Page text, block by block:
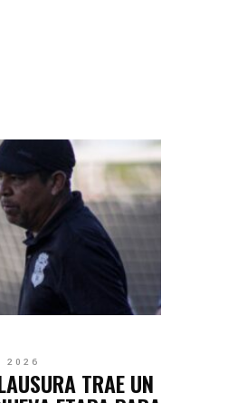
2026
TRAE UN